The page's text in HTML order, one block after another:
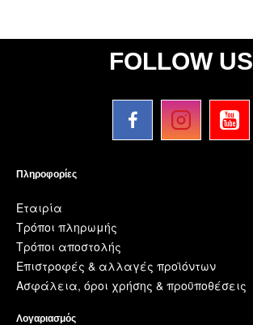
FOLLOW US
Πληροφορίες
Εταιρία
Τρόποι πληρωμής
Τρόποι αποστολής
Επιστροφές & αλλαγές προϊόντων
Ασφάλεια, όροι χρήσης & προϋποθέσεις
Λογαριασμός